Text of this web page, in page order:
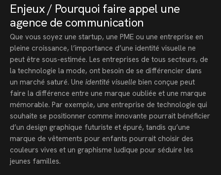
Enjeux / Pourquoi faire appel une
agence de communication
Que vous soyez une startup, une PME ou une entreprise en
pleine croissance, l’importance d’une identité visuelle ne
peut être sous-estimée. Les entreprises de tous secteurs, de
la technologie la mode, ont besoin de se différencier dans
un marché saturé. Une identité visuelle bien conçue peut
faire la différence entre une marque oubliée et une marque
mémorable. Par exemple, une entreprise de technologie qui
souhaite se positionner comme innovante pourrait bénéficier
d’un design graphique futuriste et épuré, tandis qu’une
marque de vêtements pour enfants pourrait choisir des
couleurs vives et un graphisme ludique pour séduire les
jeunes familles.